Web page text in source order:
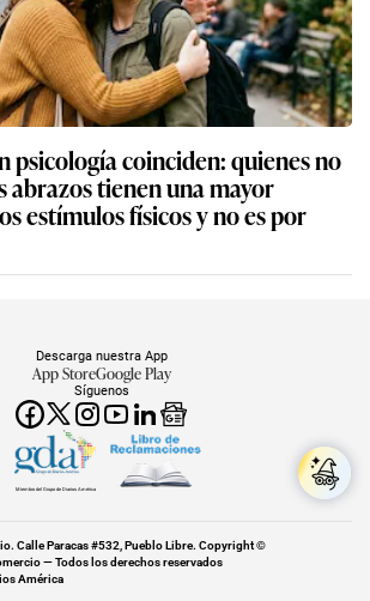
psicología coinciden: quienes no
abrazos tienen una mayor
estímulos físicos y no es por
Síguenos
Descarga nuestra App
App StoreGoogle Play
Miembro del Grupo de Diarios América
Calle Paracas #532, Pueblo Libre. Copyright ©
— Todos los derechos reservados
América